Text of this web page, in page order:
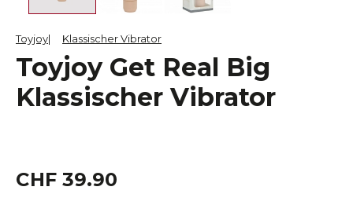
Toyjoy Klassischer Vibrator
Toyjoy Get Real Big
Klassischer Vibrator
CHF 39.90